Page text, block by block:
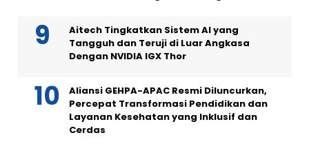
Aitech Tingkatkan Sistem AI yang
Tangguh dan Teruji di Luar Angkasa
Dengan NVIDIA IGX Thor
Aliansi GEHPA-APAC Resmi Diluncurkan,
Percepat Transformasi Pendidikan dan
Layanan Kesehatan yang Inklusif dan
Cerdas